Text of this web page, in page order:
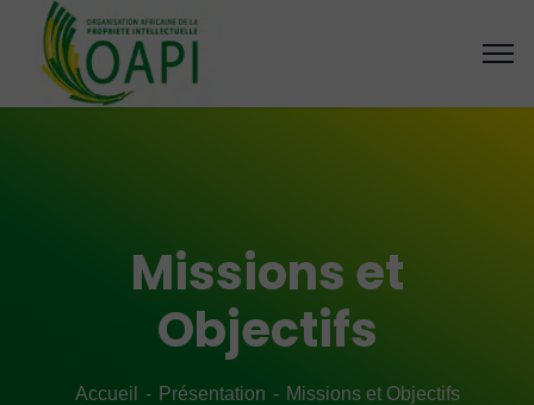
Missions et
Objectifs
Accueil Présentation Missions et Objectifs